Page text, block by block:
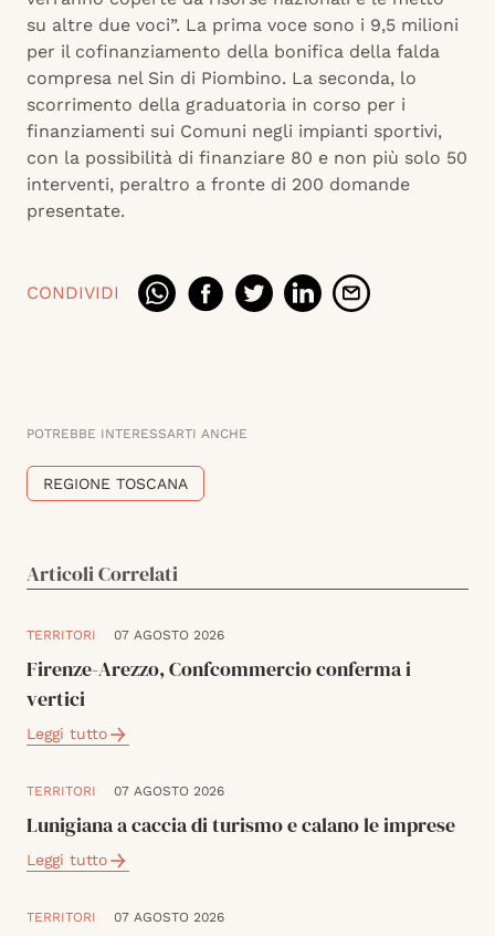
su altre due voci”. La prima voce sono i 9,5 milioni
per il cofinanziamento della bonifica della falda
compresa nel Sin di Piombino. La seconda, lo
scorrimento della graduatoria in corso per i
finanziamenti sui Comuni negli impianti sportivi,
con la possibilità di finanziare 80 e non più solo 50
interventi, peraltro a fronte di 200 domande
presentate.
CONDIVIDI
POTREBBE INTERESSARTI ANCHE
REGIONE TOSCANA
Articoli Correlati
TERRITORI 07 AGOSTO 2026
Firenze-Arezzo, Confcommercio conferma i
vertici
Leggi tutto
TERRITORI 07 AGOSTO 2026
Lunigiana a caccia di turismo e calano le imprese
Leggi tutto
TERRITORI 07 AGOSTO 2026